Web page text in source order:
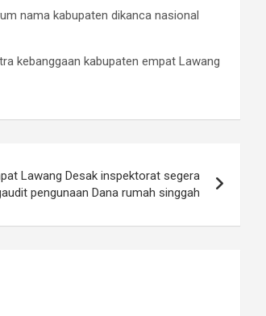
nama kabupaten dikanca nasional
kebanggaan kabupaten empat Lawang
Lawang Desak inspektorat segera
pengunaan Dana rumah singgah